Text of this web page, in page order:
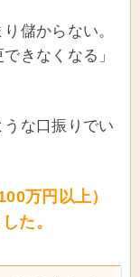
儲からない。
きなくなる」
な口振りでい
万円以上）
た。